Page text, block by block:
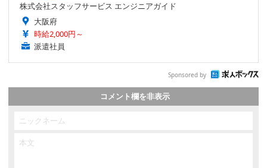
株式会社スタッフサービス エンジニアガイド
大阪府
時給2,000円～
派遣社員
Sponsored by
コメント欄を非表示